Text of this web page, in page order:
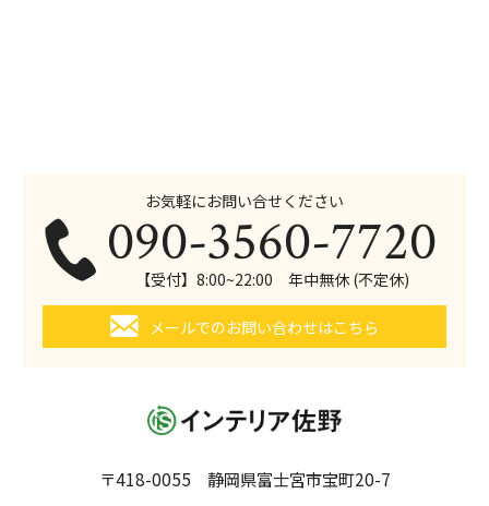
お気軽にお問い合せください
090-3560-7720
【受付】8:00~22:00 年中無休 (不定休)
メールでのお問い合わせはこちら
〒418-0055 静岡県富士宮市宝町20-7